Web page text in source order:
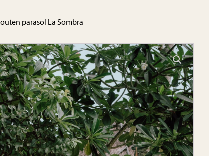
parasol La Sombra